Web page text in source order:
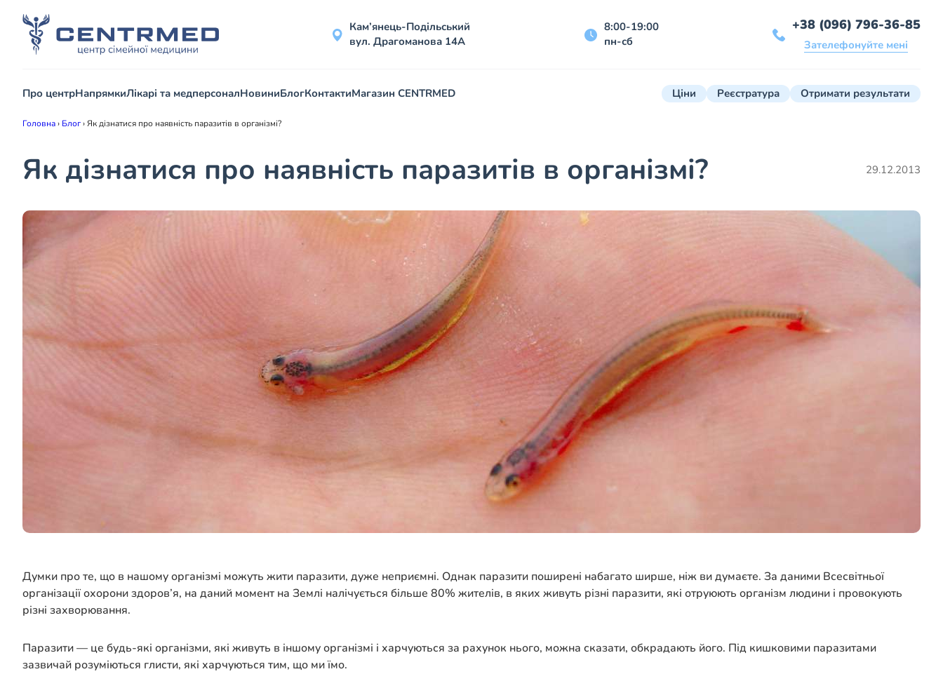
Кам’янець-Подільський
вул. Драгоманова 14А
8:00-19:00
пн-сб
+38 (096) 796-36-85
Зателефонуйте мені
Про центрНапрямкиЛікарі та медперсоналНовиниБлогКонтактиМагазин CENTRMED Ціни Реєстратура Отримати результати
Головна› Блог›Як дізнатися про наявність паразитів в організмі?
Як дізнатися про наявність паразитів в організмі? 29.12.2013
Думки про те, що в нашому організмі можуть жити паразити, дуже неприємні. Однак паразити поширені набагато ширше, ніж ви думаєте. За даними Всесвітньої
організації охорони здоров’я, на даний момент на Землі налічується більше 80% жителів, в яких живуть різні паразити, які отруюють організм людини і провокують
різні захворювання.
Паразити — це будь-які організми, які живуть в іншому організмі і харчуються за рахунок нього, можна сказати, обкрадають його. Під кишковими паразитами
зазвичай розуміються глисти, які харчуються тим, що ми їмо.